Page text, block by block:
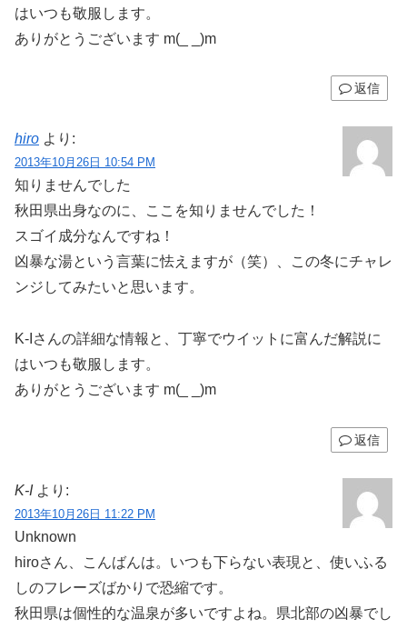
はいつも敬服します。
ありがとうございます m(_ _)m
返信
hiro より:
2013年10月26日 10:54 PM
知りませんでした
秋田県出身なのに、ここを知りませんでした！
スゴイ成分なんですね！
凶暴な湯という言葉に怯えますが（笑）、この冬にチャレ
ンジしてみたいと思います。
K-Iさんの詳細な情報と、丁寧でウイットに富んだ解説に
はいつも敬服します。
ありがとうございます m(_ _)m
返信
K-I より:
2013年10月26日 11:22 PM
Unknown
hiroさん、こんばんは。いつも下らない表現と、使いふる
しのフレーズばかりで恐縮です。
秋田県は個性的な温泉が多いですよね。県北部の凶暴でし